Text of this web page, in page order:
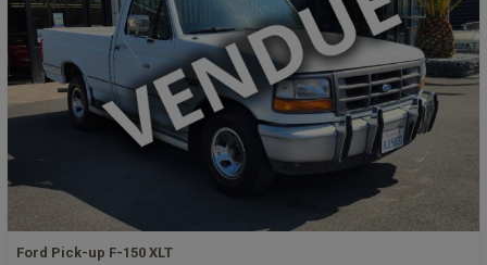
Ford Pick-up F-150 XLT